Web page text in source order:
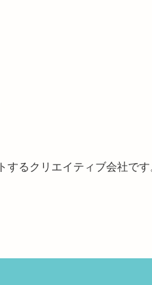
るクリエイティブ会社です